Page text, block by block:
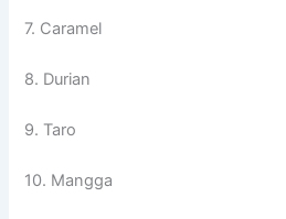
7. Caramel
8. Durian
9. Taro
10. Mangga